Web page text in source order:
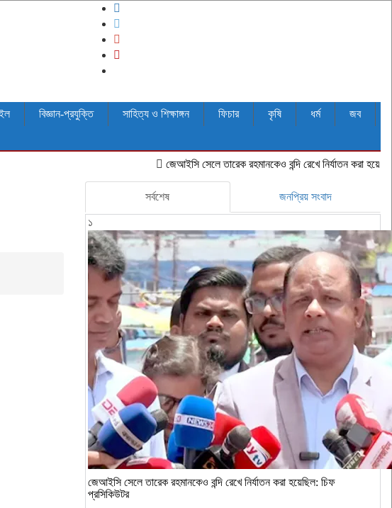
বিজ্ঞান-প্রযুক্তি সাহিত্য ও শিক্ষাঙ্গন ফিচার কৃষি ধর্ম
জব
জেআইসি সেলে তারেক রহমানকেও বন্দি রেখে নির্যাতন করা হয়েছিল: চিফ
সর্বশেষ জনপ্রিয় সংবাদ
১
জেআইসি সেলে তারেক রহমানকেও বন্দি রেখে নির্যাতন করা হয়েছিল: চিফ
প্রসিকিউটর